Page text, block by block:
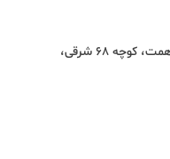
تهران، شیراز جنوبی، پایین‌تر از اتوبان همت، کوچه 68 شرقی،